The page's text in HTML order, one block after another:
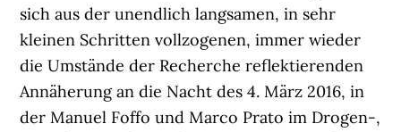
sich aus der unendlich langsamen, in sehr
kleinen Schritten vollzogenen, immer wieder
die Umstände der Recherche reflektierenden
Annäherung an die Nacht des 4. März 2016, in
der Manuel Foffo und Marco Prato im Drogen-,